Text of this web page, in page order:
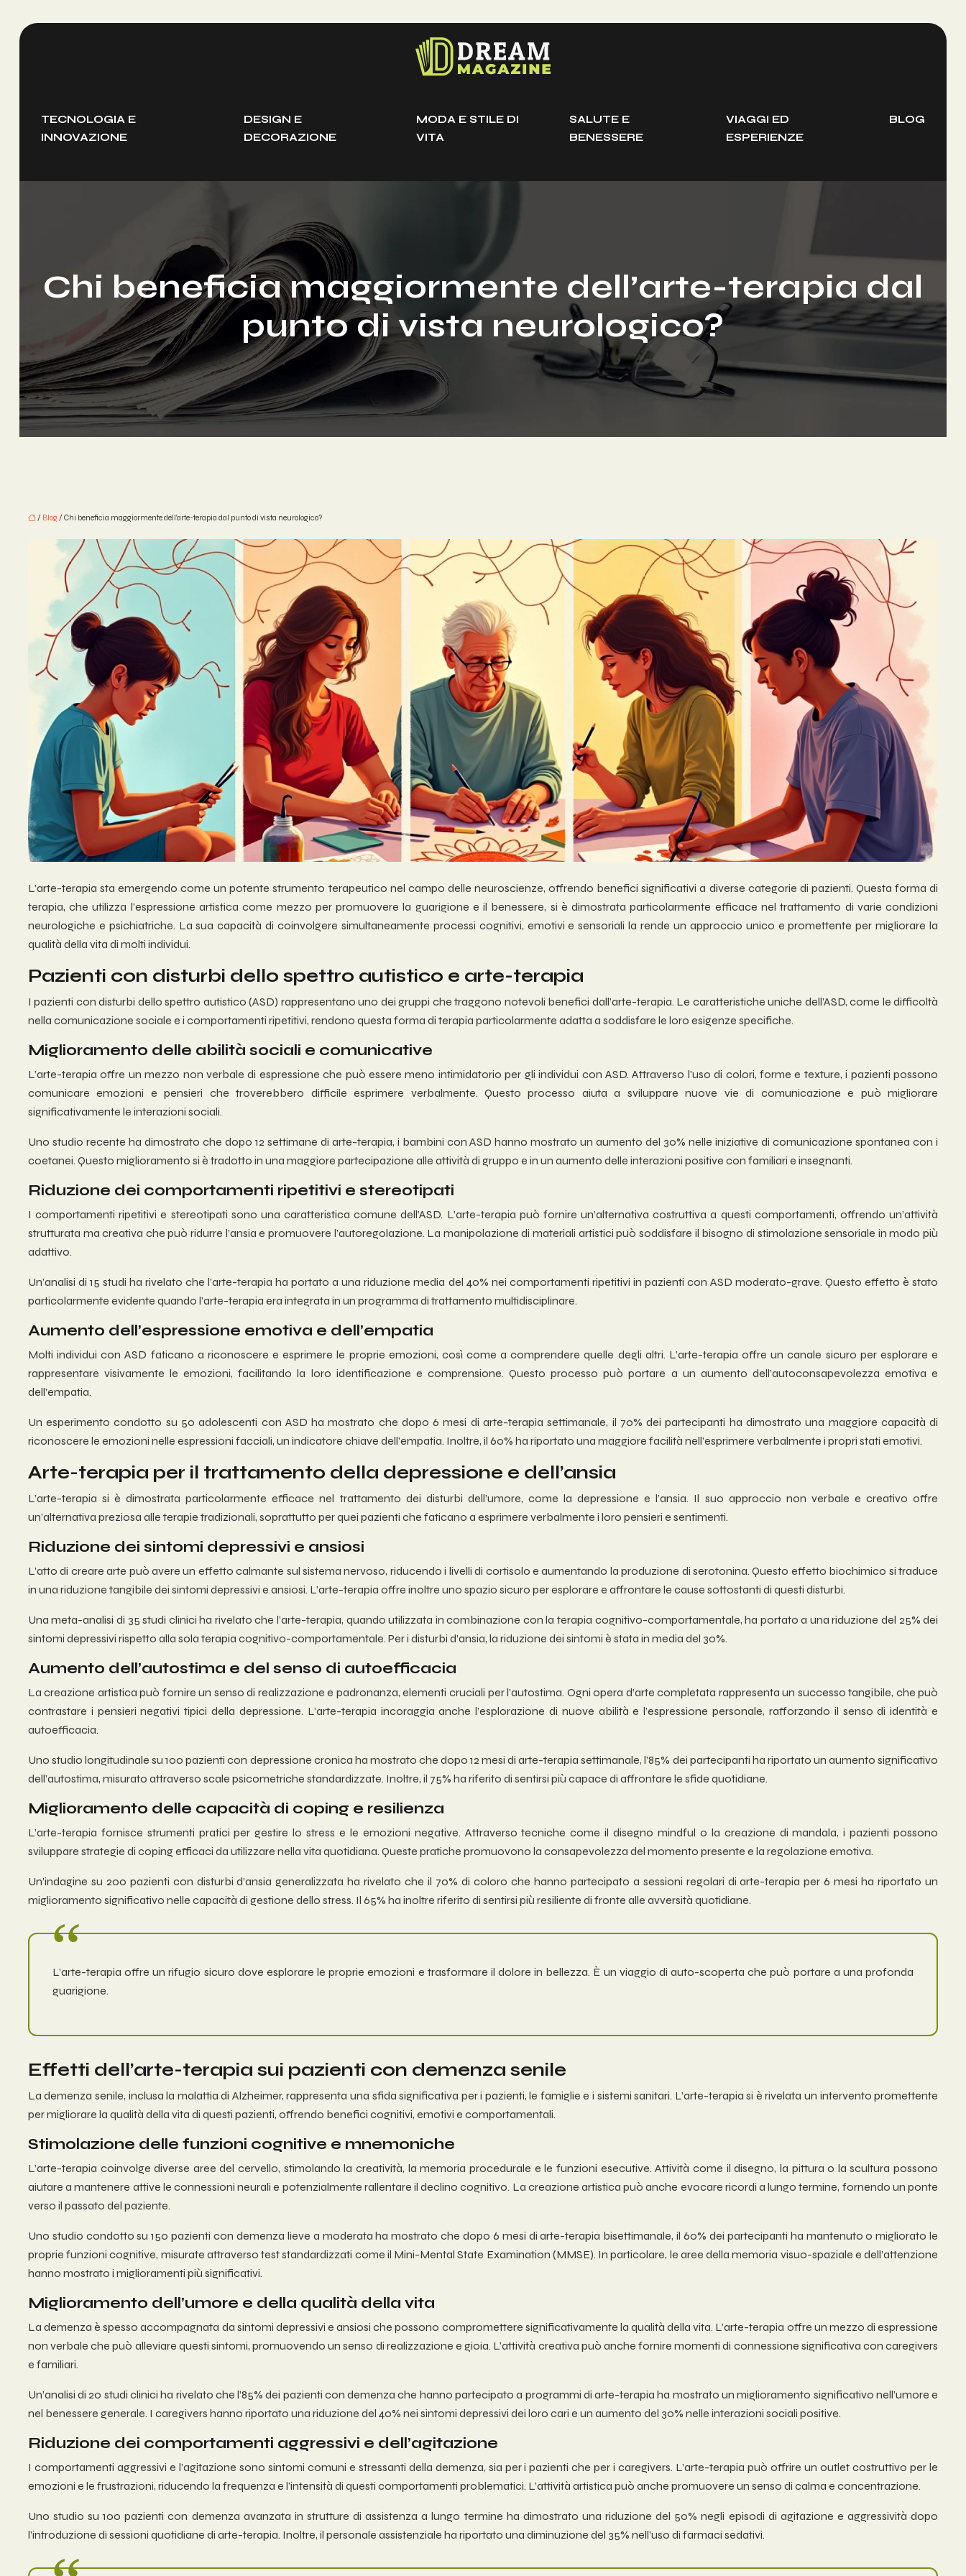
TECNOLOGIA E
INNOVAZIONE
DESIGN E
DECORAZIONE
MODA E STILE DI
VITA
SALUTE E
BENESSERE
VIAGGI ED
ESPERIENZE
BLOG
Chi beneficia maggiormente dell’arte-terapia dal
punto di vista neurologico?
/ Blog / Chi beneficia maggiormente dell’arte-terapia dal punto di vista neurologico?
L’arte-terapia sta emergendo come un potente strumento terapeutico nel campo delle neuroscienze, offrendo benefici significativi a diverse categorie di pazienti. Questa forma di
terapia, che utilizza l’espressione artistica come mezzo per promuovere la guarigione e il benessere, si è dimostrata particolarmente efficace nel trattamento di varie condizioni
neurologiche e psichiatriche. La sua capacità di coinvolgere simultaneamente processi cognitivi, emotivi e sensoriali la rende un approccio unico e promettente per migliorare la
qualità della vita di molti individui.
Pazienti con disturbi dello spettro autistico e arte-terapia
I pazienti con disturbi dello spettro autistico (ASD) rappresentano uno dei gruppi che traggono notevoli benefici dall’arte-terapia. Le caratteristiche uniche dell’ASD, come le difficoltà
nella comunicazione sociale e i comportamenti ripetitivi, rendono questa forma di terapia particolarmente adatta a soddisfare le loro esigenze specifiche.
Miglioramento delle abilità sociali e comunicative
L’arte-terapia offre un mezzo non verbale di espressione che può essere meno intimidatorio per gli individui con ASD. Attraverso l’uso di colori, forme e texture, i pazienti possono
comunicare emozioni e pensieri che troverebbero difficile esprimere verbalmente. Questo processo aiuta a sviluppare nuove vie di comunicazione e può migliorare
significativamente le interazioni sociali.
Uno studio recente ha dimostrato che dopo 12 settimane di arte-terapia, i bambini con ASD hanno mostrato un aumento del 30% nelle iniziative di comunicazione spontanea con i
coetanei. Questo miglioramento si è tradotto in una maggiore partecipazione alle attività di gruppo e in un aumento delle interazioni positive con familiari e insegnanti.
Riduzione dei comportamenti ripetitivi e stereotipati
I comportamenti ripetitivi e stereotipati sono una caratteristica comune dell’ASD. L’arte-terapia può fornire un’alternativa costruttiva a questi comportamenti, offrendo un’attività
strutturata ma creativa che può ridurre l’ansia e promuovere l’autoregolazione. La manipolazione di materiali artistici può soddisfare il bisogno di stimolazione sensoriale in modo più
adattivo.
Un’analisi di 15 studi ha rivelato che l’arte-terapia ha portato a una riduzione media del 40% nei comportamenti ripetitivi in pazienti con ASD moderato-grave. Questo effetto è stato
particolarmente evidente quando l’arte-terapia era integrata in un programma di trattamento multidisciplinare.
Aumento dell’espressione emotiva e dell’empatia
Molti individui con ASD faticano a riconoscere e esprimere le proprie emozioni, così come a comprendere quelle degli altri. L’arte-terapia offre un canale sicuro per esplorare e
rappresentare visivamente le emozioni, facilitando la loro identificazione e comprensione. Questo processo può portare a un aumento dell’autoconsapevolezza emotiva e
dell’empatia.
Un esperimento condotto su 50 adolescenti con ASD ha mostrato che dopo 6 mesi di arte-terapia settimanale, il 70% dei partecipanti ha dimostrato una maggiore capacità di
riconoscere le emozioni nelle espressioni facciali, un indicatore chiave dell’empatia. Inoltre, il 60% ha riportato una maggiore facilità nell’esprimere verbalmente i propri stati emotivi.
Arte-terapia per il trattamento della depressione e dell’ansia
L’arte-terapia si è dimostrata particolarmente efficace nel trattamento dei disturbi dell’umore, come la depressione e l’ansia. Il suo approccio non verbale e creativo offre
un’alternativa preziosa alle terapie tradizionali, soprattutto per quei pazienti che faticano a esprimere verbalmente i loro pensieri e sentimenti.
Riduzione dei sintomi depressivi e ansiosi
L’atto di creare arte può avere un effetto calmante sul sistema nervoso, riducendo i livelli di cortisolo e aumentando la produzione di serotonina. Questo effetto biochimico si traduce
in una riduzione tangibile dei sintomi depressivi e ansiosi. L’arte-terapia offre inoltre uno spazio sicuro per esplorare e affrontare le cause sottostanti di questi disturbi.
Una meta-analisi di 35 studi clinici ha rivelato che l’arte-terapia, quando utilizzata in combinazione con la terapia cognitivo-comportamentale, ha portato a una riduzione del 25% dei
sintomi depressivi rispetto alla sola terapia cognitivo-comportamentale. Per i disturbi d’ansia, la riduzione dei sintomi è stata in media del 30%.
Aumento dell’autostima e del senso di autoefficacia
La creazione artistica può fornire un senso di realizzazione e padronanza, elementi cruciali per l’autostima. Ogni opera d’arte completata rappresenta un successo tangibile, che può
contrastare i pensieri negativi tipici della depressione. L’arte-terapia incoraggia anche l’esplorazione di nuove abilità e l’espressione personale, rafforzando il senso di identità e
autoefficacia.
Uno studio longitudinale su 100 pazienti con depressione cronica ha mostrato che dopo 12 mesi di arte-terapia settimanale, l’85% dei partecipanti ha riportato un aumento significativo
dell’autostima, misurato attraverso scale psicometriche standardizzate. Inoltre, il 75% ha riferito di sentirsi più capace di affrontare le sfide quotidiane.
Miglioramento delle capacità di coping e resilienza
L’arte-terapia fornisce strumenti pratici per gestire lo stress e le emozioni negative. Attraverso tecniche come il disegno mindful o la creazione di mandala, i pazienti possono
sviluppare strategie di coping efficaci da utilizzare nella vita quotidiana. Queste pratiche promuovono la consapevolezza del momento presente e la regolazione emotiva.
Un’indagine su 200 pazienti con disturbi d’ansia generalizzata ha rivelato che il 70% di coloro che hanno partecipato a sessioni regolari di arte-terapia per 6 mesi ha riportato un
miglioramento significativo nelle capacità di gestione dello stress. Il 65% ha inoltre riferito di sentirsi più resiliente di fronte alle avversità quotidiane.
L’arte-terapia offre un rifugio sicuro dove esplorare le proprie emozioni e trasformare il dolore in bellezza. È un viaggio di auto-scoperta che può portare a una profonda
guarigione.
Effetti dell’arte-terapia sui pazienti con demenza senile
La demenza senile, inclusa la malattia di Alzheimer, rappresenta una sfida significativa per i pazienti, le famiglie e i sistemi sanitari. L’arte-terapia si è rivelata un intervento promettente
per migliorare la qualità della vita di questi pazienti, offrendo benefici cognitivi, emotivi e comportamentali.
Stimolazione delle funzioni cognitive e mnemoniche
L’arte-terapia coinvolge diverse aree del cervello, stimolando la creatività, la memoria procedurale e le funzioni esecutive. Attività come il disegno, la pittura o la scultura possono
aiutare a mantenere attive le connessioni neurali e potenzialmente rallentare il declino cognitivo. La creazione artistica può anche evocare ricordi a lungo termine, fornendo un ponte
verso il passato del paziente.
Uno studio condotto su 150 pazienti con demenza lieve a moderata ha mostrato che dopo 6 mesi di arte-terapia bisettimanale, il 60% dei partecipanti ha mantenuto o migliorato le
proprie funzioni cognitive, misurate attraverso test standardizzati come il Mini-Mental State Examination (MMSE). In particolare, le aree della memoria visuo-spaziale e dell’attenzione
hanno mostrato i miglioramenti più significativi.
Miglioramento dell’umore e della qualità della vita
La demenza è spesso accompagnata da sintomi depressivi e ansiosi che possono compromettere significativamente la qualità della vita. L’arte-terapia offre un mezzo di espressione
non verbale che può alleviare questi sintomi, promuovendo un senso di realizzazione e gioia. L’attività creativa può anche fornire momenti di connessione significativa con caregivers
e familiari.
Un’analisi di 20 studi clinici ha rivelato che l’85% dei pazienti con demenza che hanno partecipato a programmi di arte-terapia ha mostrato un miglioramento significativo nell’umore e
nel benessere generale. I caregivers hanno riportato una riduzione del 40% nei sintomi depressivi dei loro cari e un aumento del 30% nelle interazioni sociali positive.
Riduzione dei comportamenti aggressivi e dell’agitazione
I comportamenti aggressivi e l’agitazione sono sintomi comuni e stressanti della demenza, sia per i pazienti che per i caregivers. L’arte-terapia può offrire un outlet costruttivo per le
emozioni e le frustrazioni, riducendo la frequenza e l’intensità di questi comportamenti problematici. L’attività artistica può anche promuovere un senso di calma e concentrazione.
Uno studio su 100 pazienti con demenza avanzata in strutture di assistenza a lungo termine ha dimostrato una riduzione del 50% negli episodi di agitazione e aggressività dopo
l’introduzione di sessioni quotidiane di arte-terapia. Inoltre, il personale assistenziale ha riportato una diminuzione del 35% nell’uso di farmaci sedativi.